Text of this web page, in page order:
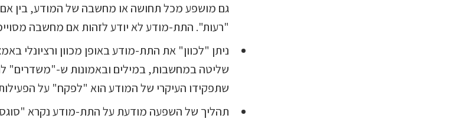
גם מושפע מכל תחושה או מחשבה של המודע, בין אם
"רעות". התת-מודע לא יודע לזהות אם מחשבה
ניתן "לכוון" את התת-מודע באופן מכוון ורציונלי
שליטה במחשבות, במילים ובאמונות ש-"משדרים"
שתפקידו העיקרי של המודע הוא "לפקח" על